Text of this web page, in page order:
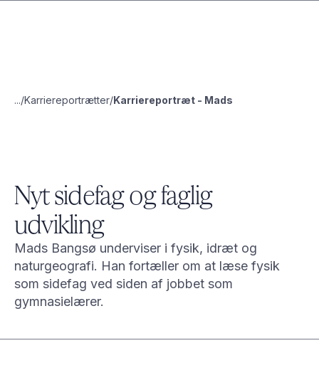
... Karriereportrætter Karriereportræt - Mads
Nyt sidefag og faglig
udvikling
Mads Bangsø underviser i fysik, idræt og
naturgeografi. Han fortæller om at læse fysik
som sidefag ved siden af jobbet som
gymnasielærer.